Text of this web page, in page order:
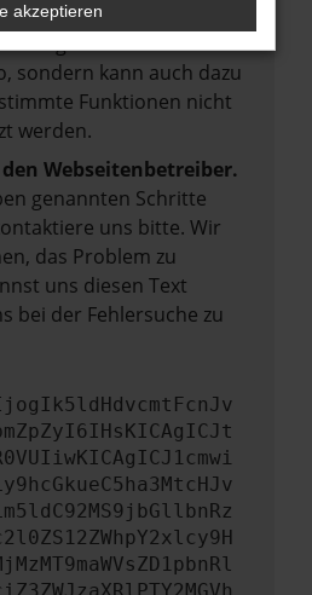
birgt nicht nur ein
sondern kann auch dazu
Funktionen nicht
werden.
Webseitenbetreiber.
genannten Schritte
uns bitte. Wir
das Problem zu
uns diesen Text
bei der Fehlersuche zu
akzeptieren